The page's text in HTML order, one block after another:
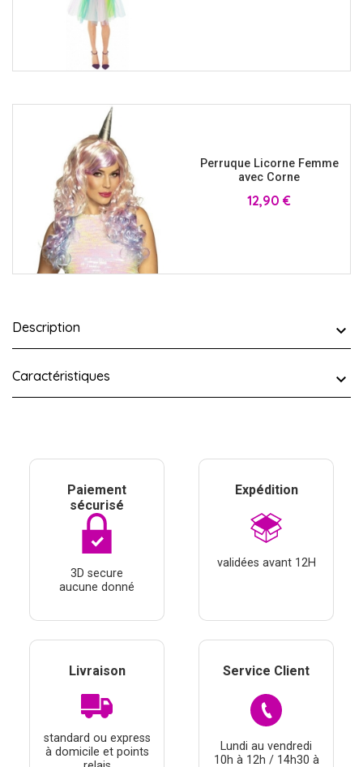
Perruque Licorne Femme
avec Corne
Prix
12,90 €
Description
Caractéristiques
Paiement
sécurisé
3D secure
aucune donné
Expédition
validées avant 12H
Livraison
standard ou express
à domicile et points
Service Client
Lundi au vendredi
10h à 12h / 14h30 à